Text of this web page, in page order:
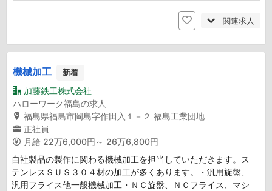
関連求人
機械加工 新着
加藤鉄工株式会社
ハローワーク福島の求人
福島県福島市岡島字作田入１－２ 福島工業団地
正社員
月給 22万6,000円～ 26万6,800円
自社製品の製作に関わる機械加工を担当していただきます。ス
テンレスＳＵＳ３０４材の加工が多くあります。・汎用旋盤、
汎用フライス他一般機械加工・ＮＣ旋盤、ＮＣフライス、マシ